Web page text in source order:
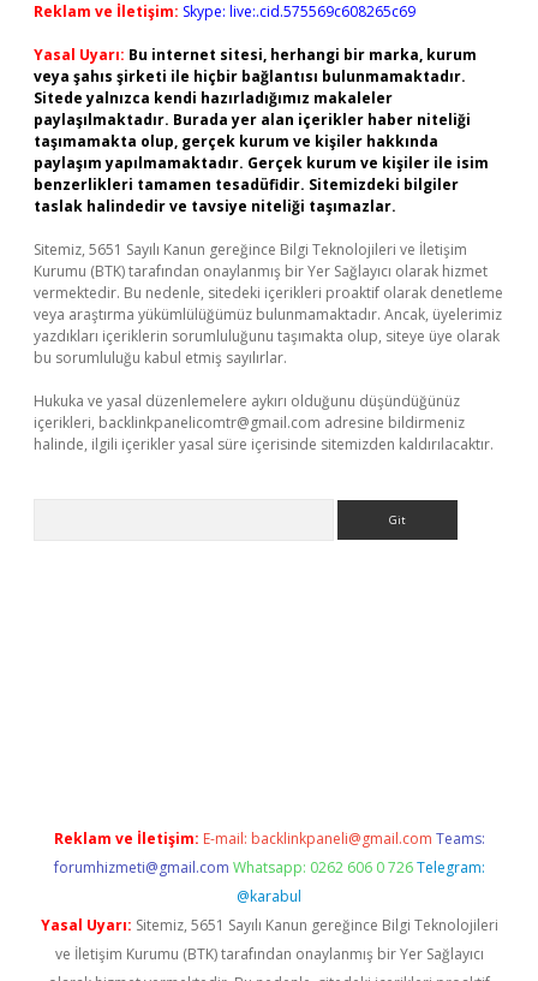
Reklam ve İletişim: Skype: live:.cid.575569c608265c69
Yasal Uyarı: Bu internet sitesi, herhangi bir marka, kurum
veya şahıs şirketi ile hiçbir bağlantısı bulunmamaktadır.
Sitede yalnızca kendi hazırladığımız makaleler
paylaşılmaktadır. Burada yer alan içerikler haber niteliği
taşımamakta olup, gerçek kurum ve kişiler hakkında
paylaşım yapılmamaktadır. Gerçek kurum ve kişiler ile isim
benzerlikleri tamamen tesadüfidir. Sitemizdeki bilgiler
taslak halindedir ve tavsiye niteliği taşımazlar.
Sitemiz, 5651 Sayılı Kanun gereğince Bilgi Teknolojileri ve İletişim
Kurumu (BTK) tarafından onaylanmış bir Yer Sağlayıcı olarak hizmet
vermektedir. Bu nedenle, sitedeki içerikleri proaktif olarak denetleme
veya araştırma yükümlülüğümüz bulunmamaktadır. Ancak, üyelerimiz
yazdıkları içeriklerin sorumluluğunu taşımakta olup, siteye üye olarak
bu sorumluluğu kabul etmiş sayılırlar.
Hukuka ve yasal düzenlemelere aykırı olduğunu düşündüğünüz
içerikleri, backlinkpanelicomtr@gmail.com adresine bildirmeniz
halinde, ilgili içerikler yasal süre içerisinde sitemizden kaldırılacaktır.
Reklam ve İletişim: E-mail: backlinkpaneli@gmail.com Teams:
forumhizmeti@gmail.com Whatsapp: 0262 606 0 726 Telegram:
@karabul
Yasal Uyarı: Sitemiz, 5651 Sayılı Kanun gereğince Bilgi Teknolojileri
ve İletişim Kurumu (BTK) tarafından onaylanmış bir Yer Sağlayıcı